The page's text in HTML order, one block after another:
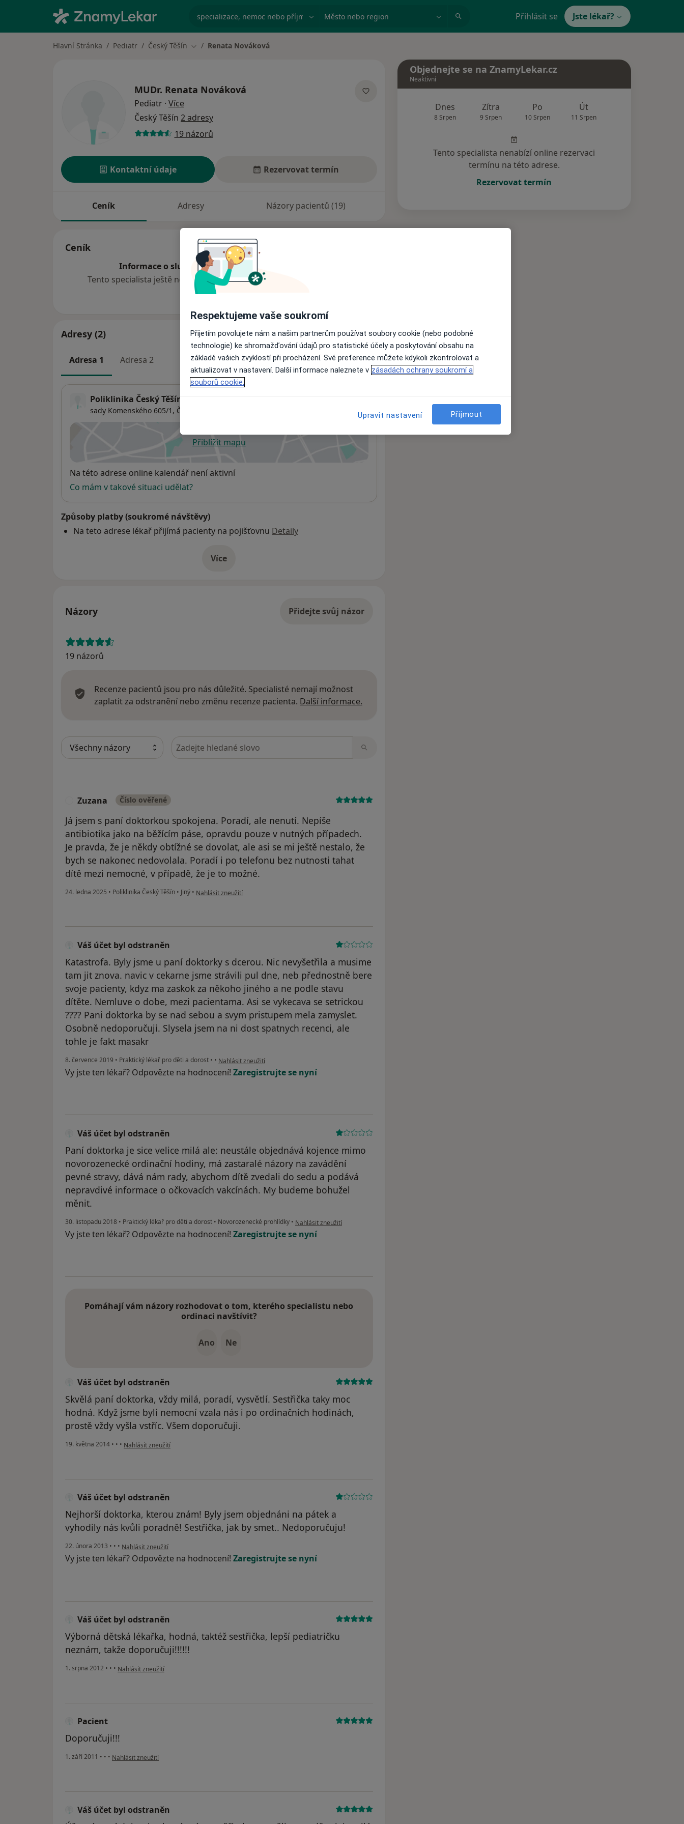
specializace, nemoc nebo příjmení Město nebo region Přihlásit se Jste lékař?
Hlavní Stránka Pediatr Český Těšín Změna města
Renata Nováková
MUDr. Renata Nováková
Pediatr · Více
Český Těšín 2 adresy
19 názorů
Kontaktní údaje Rezervovat termín
Ceník Adresy Názory pacientů (19)
Ceník
Informace o službách a cenách nejsou k dispozici
Tento specialista ještě nepřidával žádné informace o svých službách.
Adresy (2)
Adresa 1 Adresa 2
Poliklinika Český Těšín
sady Komenského 605/1, Český Těšín
Přiblížit mapuse otevře v nové záložce
Dostupnost
Na této adrese online kalendář není aktivní
Co mám v takové situaci udělat?
Způsoby platby (soukromé návštěvy)
Na teto adrese lékař přijímá pacienty na pojišťovnu Detaily
Víceo adrese
Názory Přidejte svůj názor
19 názorů
Recenze pacientů jsou pro nás důležité. Specialisté nemají možnost
zaplatit za odstranění nebo změnu recenze pacienta. Další informace.
Hledejte v názorech
Zuzana Číslo ověřené
Já jsem s paní doktorkou spokojena. Poradí, ale nenutí. Nepíše
antibiotika jako na běžícím páse, opravdu pouze v nutných případech.
Je pravda, že je někdy obtížné se dovolat, ale asi se mi ještě nestalo, že
bych se nakonec nedovolala. Poradí i po telefonu bez nutnosti tahat
dítě mezi nemocné, v případě, že je to možné.
24. ledna 2025 • Poliklinika Český Těšín • Jiný • podle názoru uživatele Zuzana
Nahlásit zneužití
Váš účet byl odstraněn
Katastrofa. Byly jsme u paní doktorky s dcerou. Nic nevyšetřila a musime
tam jit znova. navic v cekarne jsme strávili pul dne, neb přednostně bere
svoje pacienty, kdyz ma zaskok za někoho jiného a ne podle stavu
dítěte. Nemluve o dobe, mezi pacientama. Asi se vykecava se setrickou
???? Pani doktorka by se nad sebou a svym pristupem mela zamyslet.
Osobně nedoporučuji. Slysela jsem na ni dost spatnych recenci, ale
tohle je fakt masakr
8. července 2019 • Praktický lékař pro děti a dorost • • podle názoru uživatele Váš účet byl odstraněn
Nahlásit zneužití
Vy jste ten lékař? Odpovězte na hodnocení! Zaregistrujte se nyní
Váš účet byl odstraněn
Paní doktorka je sice velice milá ale: neustále objednává kojence mimo
novorozenecké ordinační hodiny, má zastaralé názory na zavádění
pevné stravy, dává nám rady, abychom dítě zvedali do sedu a podává
nepravdivé informace o očkovacích vakcínách. My budeme bohužel
měnit.
30. listopadu 2018 • Praktický lékař pro děti a dorost • Novorozenecké prohlídky • podle názoru uživatele Váš účet byl odstraněn
Nahlásit zneužití
Vy jste ten lékař? Odpovězte na hodnocení! Zaregistrujte se nyní
Pomáhají vám názory rozhodovat o tom, kterého specialistu nebo
ordinaci navštívit?
Ano Ne
Váš účet byl odstraněn
Skvělá paní doktorka, vždy milá, poradí, vysvětlí. Sestřička taky moc
hodná. Když jsme byli nemocní vzala nás i po ordinačních hodinách,
prostě vždy vyšla vstříc. Všem doporučuji.
19. května 2014 • • • podle názoru uživatele Váš účet byl odstraněn
Nahlásit zneužití
Váš účet byl odstraněn
Nejhorší doktorka, kterou znám! Byly jsem objednáni na pátek a
vyhodily nás kvůli poradně! Sestřička, jak by smet.. Nedoporučuju!
22. února 2013 • • • podle názoru uživatele Váš účet byl odstraněn
Nahlásit zneužití
Vy jste ten lékař? Odpovězte na hodnocení! Zaregistrujte se nyní
Váš účet byl odstraněn
Výborná dětská lékařka, hodná, taktéž sestřička, lepší pediatričku
neznám, takže doporučuji!!!!!!
1. srpna 2012 • • • podle názoru uživatele Váš účet byl odstraněn
Nahlásit zneužití
Pacient
Doporučuji!!!
1. září 2011 • • • podle názoru uživatele Pacient
Nahlásit zneužití
Váš účet byl odstraněn
Objednejte se na ZnamyLekar.cz
Neaktivní
Dnes
8 Srpen
Zítra
9 Srpen
Po
10 Srpen
Út
11 Srpen
Tento specialista nenabízí online rezervaci
termínu na této adrese.
Rezervovat termín
Respektujeme vaše soukromí
Přijetím povolujete nám a našim partnerům používat soubory cookie (nebo podobné
technologie) ke shromažďování údajů pro statistické účely a poskytování obsahu na
základě vašich zvyklostí při procházení. Své preference můžete kdykoli zkontrolovat a
aktualizovat v nastavení. Další informace naleznete v zásadách ochrany soukromí a
souborů cookie.
Upravit nastavení Přijmout